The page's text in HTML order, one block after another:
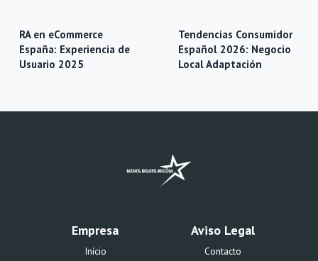
RA en eCommerce
España: Experiencia de
Usuario 2025
Tendencias Consumidor
Español 2026: Negocio
Local Adaptación
Empresa
Início
Aviso Legal
Contacto